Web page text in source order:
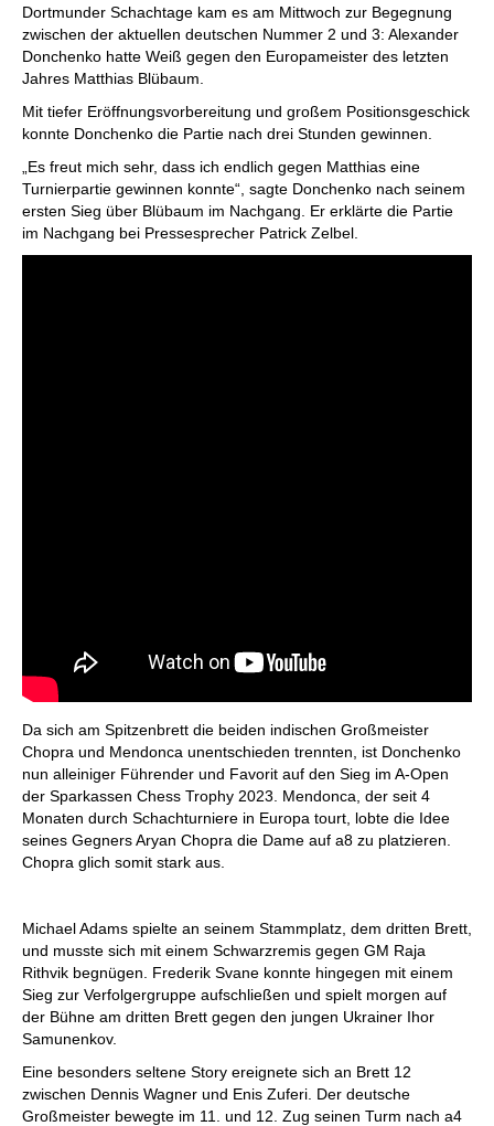
Dortmunder Schachtage kam es am Mittwoch zur Begegnung
zwischen der aktuellen deutschen Nummer 2 und 3: Alexander
Donchenko hatte Weiß gegen den Europameister des letzten
Jahres Matthias Blübaum.
Mit tiefer Eröffnungsvorbereitung und großem Positionsgeschick
konnte Donchenko die Partie nach drei Stunden gewinnen.
„Es freut mich sehr, dass ich endlich gegen Matthias eine
Turnierpartie gewinnen konnte“, sagte Donchenko nach seinem
ersten Sieg über Blübaum im Nachgang. Er erklärte die Partie
im Nachgang bei Pressesprecher Patrick Zelbel.
Da sich am Spitzenbrett die beiden indischen Großmeister
Chopra und Mendonca unentschieden trennten, ist Donchenko
nun alleiniger Führender und Favorit auf den Sieg im A-Open
der Sparkassen Chess Trophy 2023. Mendonca, der seit 4
Monaten durch Schachturniere in Europa tourt, lobte die Idee
seines Gegners Aryan Chopra die Dame auf a8 zu platzieren.
Chopra glich somit stark aus.
Michael Adams spielte an seinem Stammplatz, dem dritten Brett,
und musste sich mit einem Schwarzremis gegen GM Raja
Rithvik begnügen. Frederik Svane konnte hingegen mit einem
Sieg zur Verfolgergruppe aufschließen und spielt morgen auf
der Bühne am dritten Brett gegen den jungen Ukrainer Ihor
Samunenkov.
Eine besonders seltene Story ereignete sich an Brett 12
zwischen Dennis Wagner und Enis Zuferi. Der deutsche
Großmeister bewegte im 11. und 12. Zug seinen Turm nach a4